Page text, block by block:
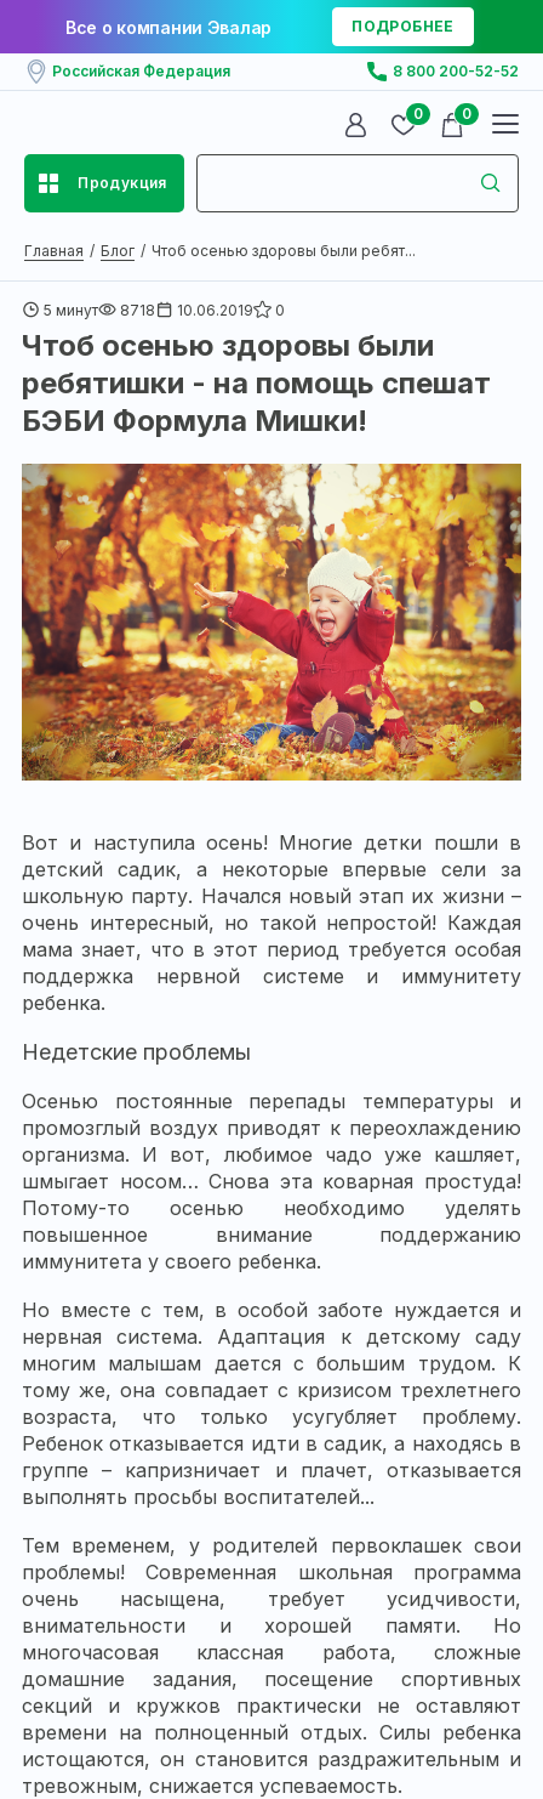
Все о компании Эвалар ПОДРОБНЕЕ
Российская Федерация 8 800 200-52-52
0 0
Продукция
Главная Блог Чтоб осенью здоровы были ребят...
5 минут 8718 10.06.2019 0
Чтоб осенью здоровы были
ребятишки - на помощь спешат
БЭБИ Формула Мишки!
Вот и наступила осень! Многие детки пошли в
детский садик, а некоторые впервые сели за
школьную парту. Начался новый этап их жизни –
очень интересный, но такой непростой! Каждая
мама знает, что в этот период требуется особая
поддержка нервной системе и иммунитету
ребенка.
Недетские проблемы
Осенью постоянные перепады температуры и
промозглый воздух приводят к переохлаждению
организма. И вот, любимое чадо уже кашляет,
шмыгает носом… Снова эта коварная простуда!
Потому-то осенью необходимо уделять
повышенное внимание поддержанию
иммунитета у своего ребенка.
Но вместе с тем, в особой заботе нуждается и
нервная система. Адаптация к детскому саду
многим малышам дается с большим трудом. К
тому же, она совпадает с кризисом трехлетнего
возраста, что только усугубляет проблему.
Ребенок отказывается идти в садик, а находясь в
группе – капризничает и плачет, отказывается
выполнять просьбы воспитателей...
Тем временем, у родителей первоклашек свои
проблемы! Современная школьная программа
очень насыщена, требует усидчивости,
внимательности и хорошей памяти. Но
многочасовая классная работа, сложные
домашние задания, посещение спортивных
секций и кружков практически не оставляют
времени на полноценный отдых. Силы ребенка
истощаются, он становится раздражительным и
тревожным, снижается успеваемость.